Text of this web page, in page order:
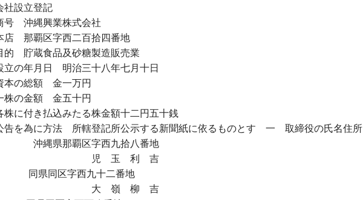
社設立登記
沖縄興業株式会社
那覇区字西二百拾四番地
貯蔵食品及砂糖製造販売業
の年月日 明治三十八年七月十日
の総額 金一万円
の金額 金五十円
に付き払込みたる株金額十二円五十銭
を為に方法 所轄登記所公示する新聞紙に依るものとす 一 取締役の氏名住所
県那覇区字西九拾八番地
玉 利 吉
同区字西九十二番地
嶺 柳 吉